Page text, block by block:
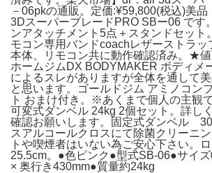
－06pkの通販。定価:¥59,800(税込)美品
3DスーパーブレードPRO SBー06 です
ンアタッチメント5点＋スタンドセッ
モコン専用バンドcoachレザーストラッ
本体、リモコン共に動作確認済み。★
ホームジムDX BODYMAKER ボディメ
によるスレがありますが全体を通して
と思います。ゴールドジム アミノコン
ト おまけ付き。※あくまで個人の主観
可変式ダンベル 24kg 2個セット。詳し
確認お願いします。固定式ダンベル
スアルコールクロスにて除菌クリーニ
トや喫煙者はいない為ご安心下さい。
25.5cm。●色ピンク●型式SB-06●サイ
× 奥行き430mm●質量約24kg